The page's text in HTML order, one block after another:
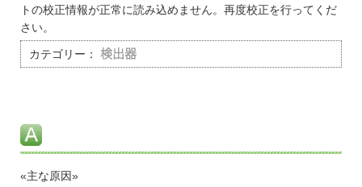
トの校正情報が正常に読み込めません。再度校正を行ってくだ
さい。
カテゴリー： 検出器
«主な原因»